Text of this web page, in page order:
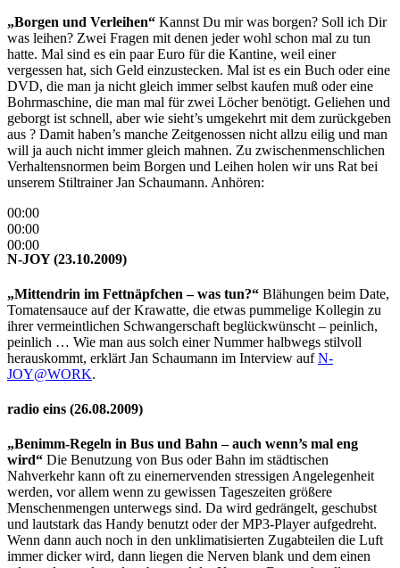
„Borgen und Verleihen“ Kannst Du mir was borgen? Soll ich Dir
was leihen? Zwei Fragen mit denen jeder wohl schon mal zu tun
hatte. Mal sind es ein paar Euro für die Kantine, weil einer
vergessen hat, sich Geld einzustecken. Mal ist es ein Buch oder eine
DVD, die man ja nicht gleich immer selbst kaufen muß oder eine
Bohrmaschine, die man mal für zwei Löcher benötigt. Geliehen und
geborgt ist schnell, aber wie sieht’s umgekehrt mit dem zurückgeben
aus ? Damit haben’s manche Zeitgenossen nicht allzu eilig und man
will ja auch nicht immer gleich mahnen. Zu zwischenmenschlichen
Verhaltensnormen beim Borgen und Leihen holen wir uns Rat bei
unserem Stiltrainer Jan Schaumann. Anhören:
00:00
00:00
00:00
N-JOY (23.10.2009)
„Mittendrin im Fettnäpfchen – was tun?“ Blähungen beim Date,
Tomatensauce auf der Krawatte, die etwas pummelige Kollegin zu
ihrer vermeintlichen Schwangerschaft beglückwünscht – peinlich,
peinlich … Wie man aus solch einer Nummer halbwegs stilvoll
herauskommt, erklärt Jan Schaumann im Interview aufN-
JOY@WORK.
radio eins (26.08.2009)
„Benimm-Regeln in Bus und Bahn – auch wenn’s mal eng
wird“ Die Benutzung von Bus oder Bahn im städtischen
Nahverkehr kann oft zu einernervenden stressigen Angelegenheit
werden, vor allem wenn zu gewissen Tageszeiten größere
Menschenmengen unterwegs sind. Da wird gedrängelt, geschubst
und lautstark das Handy benutzt oder der MP3-Player aufgedreht.
Wenn dann auch noch in den unklimatisierten Zugabteilen die Luft
immer dicker wird, dann liegen die Nerven blank und dem einen